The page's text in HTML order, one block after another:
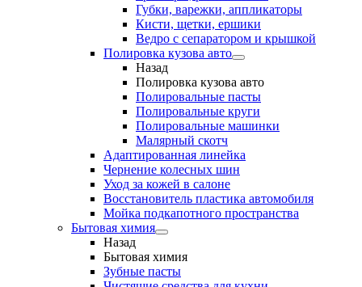
Губки, варежки, аппликаторы
Кисти, щетки, ершики
Ведро с сепаратором и крышкой
Полировка кузова авто
Назад
Полировка кузова авто
Полировальные пасты
Полировальные круги
Полировальные машинки
Малярный cкотч
Адаптированная линейка
Чернение колесных шин
Уход за кожей в салоне
Восстановитель пластика автомобиля
Мойка подкапотного пространства
Бытовая химия
Назад
Бытовая химия
Зубные пасты